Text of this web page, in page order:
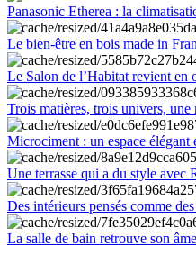
Panasonic Etherea : la
Le bien-être en bois made in
Le Salon de l’Habitat revient en
Trois matières, trois univers, une
Microciment : un espace élégant
Une terrasse qui a du style
Des intérieurs pensés comme
La salle de bain retrouve son